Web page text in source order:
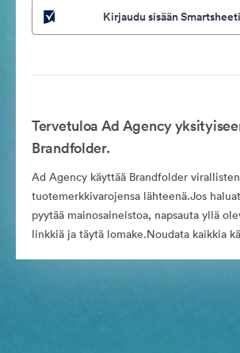
Kirjaudu sisään
Tervetuloa Ad Agency
Brandfolder.
Ad Agency käyttää Brandfolder virallisten
tuotemerkkivarojensa lähteenä.Jos
pyytää mainosaineistoa, napsauta yllä
linkkiä ja täytä lomake.Noudata kaikkia